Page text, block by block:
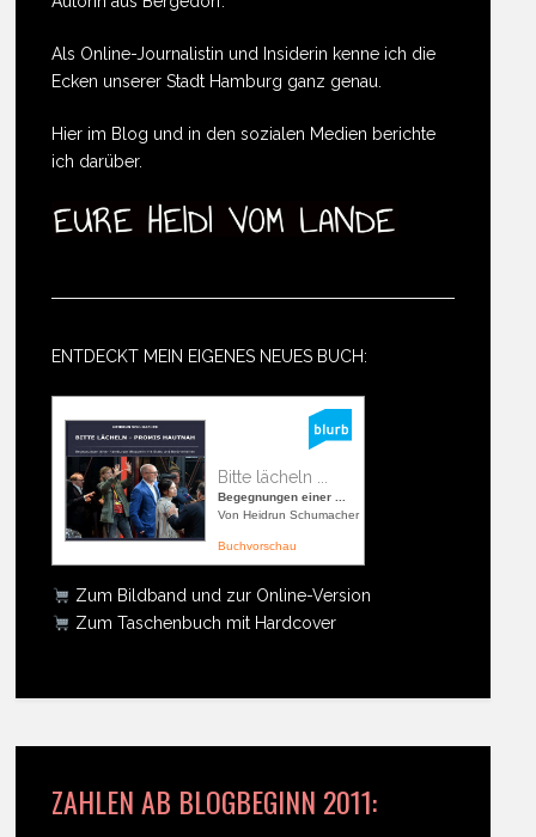
Als Online-Journalistin und Insiderin kenne ich die
Ecken unserer Stadt Hamburg ganz genau.
Hier im Blog und in den sozialen Medien berichte
ich darüber.
ENTDECKT MEIN EIGENES NEUES BUCH:
Bitte lächeln ...
Begegnungen einer ...
Von Heidrun Schumacher
Buchvorschau
Zum Bildband und zur Online-Version
Zum Taschenbuch mit Hardcover
ZAHLEN AB BLOGBEGINN 2011: